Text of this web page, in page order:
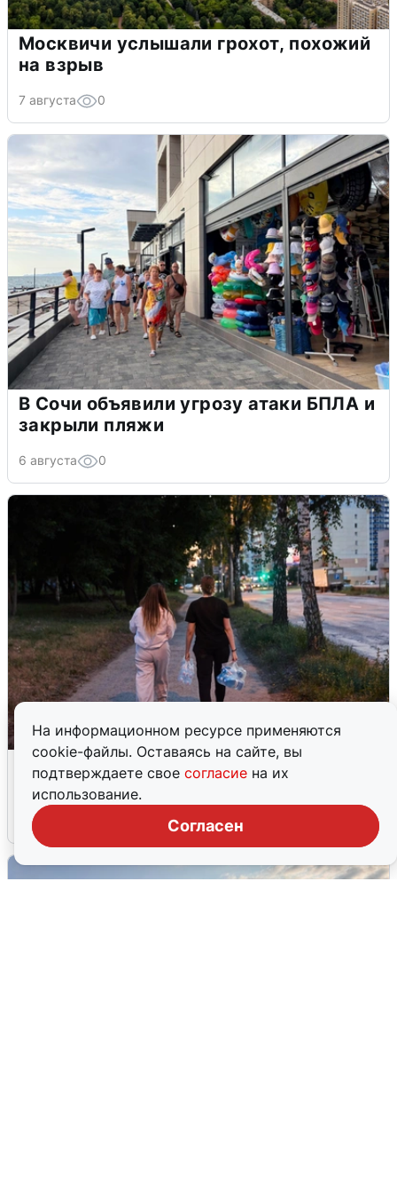
На информационном ресурсе применяются
cookie-файлы. Оставаясь на сайте, вы
подтверждаете свое согласие на их
использование.
Согласен
Москвичи услышали грохот, похожий
на взрыв
7 августа 0
В Сочи объявили угрозу атаки БПЛА и
закрыли пляжи
6 августа 0
Опубликована карта отключений
воды в Воронеже
6 августа